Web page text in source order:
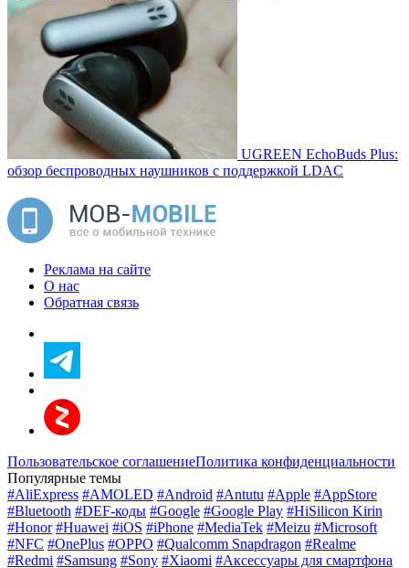
UGREEN EchoBuds Plus:
обзор беспроводных наушников с поддержкой LDAC
Реклама на сайте
О нас
Обратная связь
Пользовательское соглашениеПолитика конфиденциальности
Популярные темы
#AliExpress #AMOLED #Android #Antutu #Apple #AppStore
#Bluetooth #DEF-коды #Google #Google Play #HiSilicon Kirin
#Honor #Huawei #iOS #iPhone #MediaTek #Meizu #Microsoft
#NFC #OnePlus #OPPO #Qualcomm Snapdragon #Realme
#Redmi #Samsung #Sony #Xiaomi #Аксессуары для смартфона